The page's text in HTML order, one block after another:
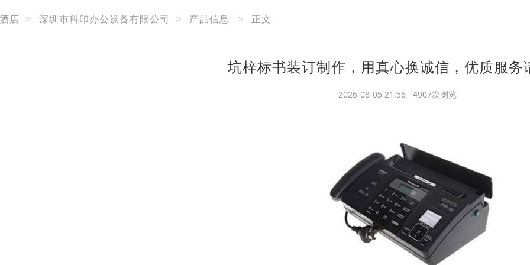
店 > 深圳市科印办公设备有限公司 > 产品信息 > 正文
坑梓标书装订制作，用真心换诚信，优质服务
2026-08-05 21:56 4907次浏览